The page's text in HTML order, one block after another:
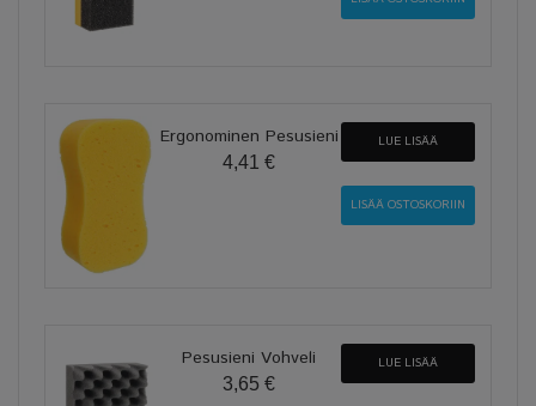
Ergonominen Pesusieni
4,41 €
LUE LISÄÄ
Pesusieni Vohveli
3,65 €
LUE LISÄÄ